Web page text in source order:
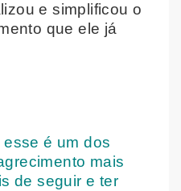
e simplificou o
que ele já
é um dos
mais
de seguir e ter